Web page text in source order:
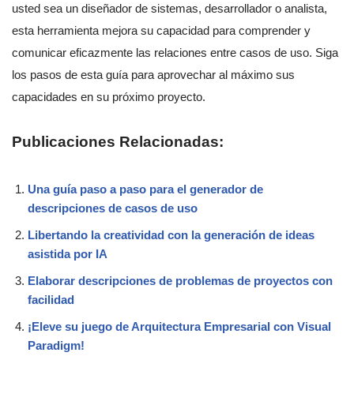
usted sea un diseñador de sistemas, desarrollador o analista,
esta herramienta mejora su capacidad para comprender y
comunicar eficazmente las relaciones entre casos de uso. Siga
los pasos de esta guía para aprovechar al máximo sus
capacidades en su próximo proyecto.
Publicaciones Relacionadas:
Una guía paso a paso para el generador de
descripciones de casos de uso
Libertando la creatividad con la generación de ideas
asistida por IA
Elaborar descripciones de problemas de proyectos con
facilidad
¡Eleve su juego de Arquitectura Empresarial con Visual
Paradigm!